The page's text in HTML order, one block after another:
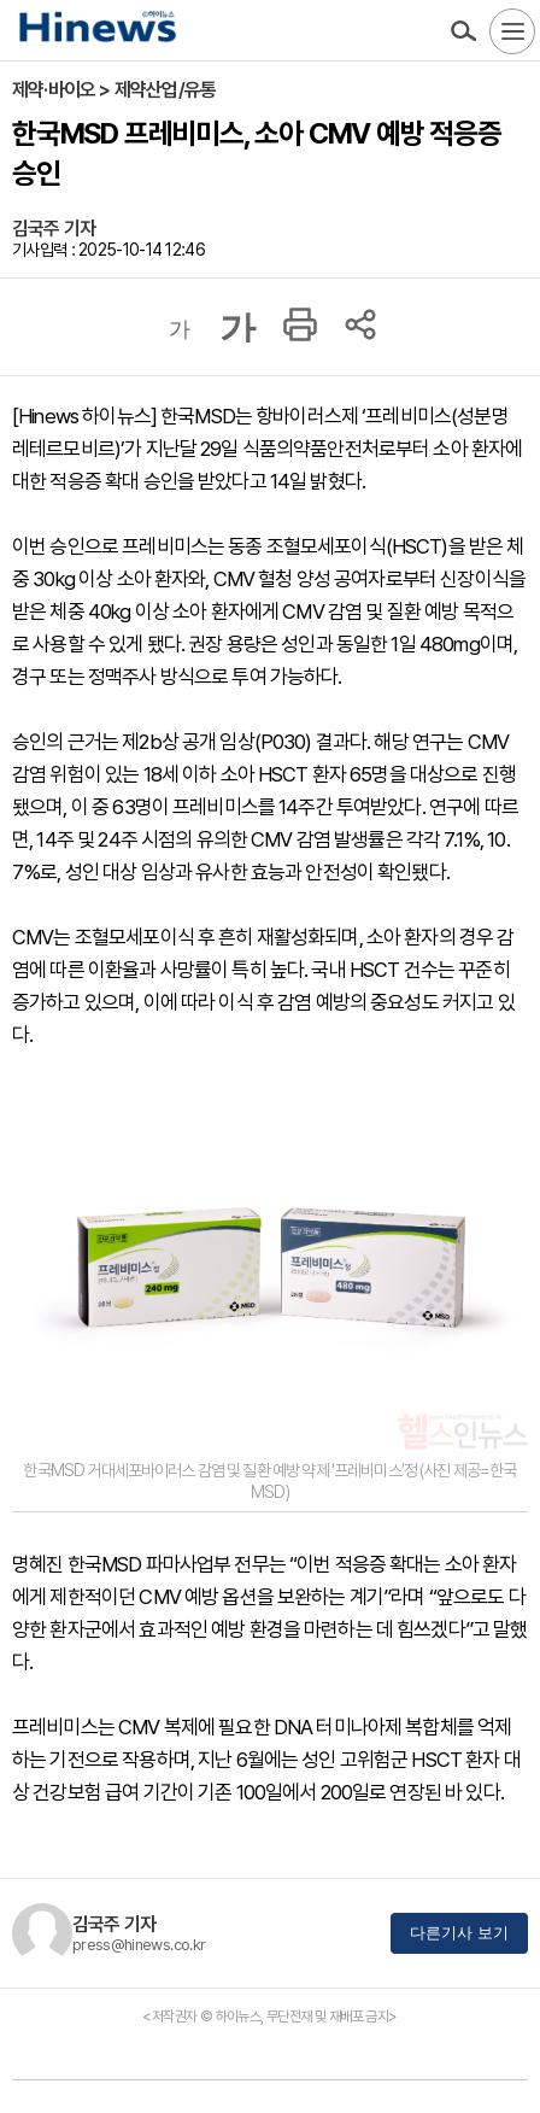
제약·바이오 > 제약산업/유통
한국MSD 프레비미스, 소아 CMV 예방 적응증
승인
김국주 기자
기사입력 : 2025-10-14 12:46
가 가
[Hinews 하이뉴스] 한국MSD는 항바이러스제 ‘프레비미스(성분명
레테르모비르)’가 지난달 29일 식품의약품안전처로부터 소아 환자에
대한 적응증 확대 승인을 받았다고 14일 밝혔다.
이번 승인으로 프레비미스는 동종 조혈모세포이식(HSCT)을 받은 체
중 30kg 이상 소아 환자와, CMV 혈청 양성 공여자로부터 신장이식을
받은 체중 40kg 이상 소아 환자에게 CMV 감염 및 질환 예방 목적으
로 사용할 수 있게 됐다. 권장 용량은 성인과 동일한 1일 480mg이며,
경구 또는 정맥주사 방식으로 투여 가능하다.
승인의 근거는 제2b상 공개 임상(P030) 결과다. 해당 연구는 CMV
감염 위험이 있는 18세 이하 소아 HSCT 환자 65명을 대상으로 진행
됐으며, 이 중 63명이 프레비미스를 14주간 투여받았다. 연구에 따르
면, 14주 및 24주 시점의 유의한 CMV 감염 발생률은 각각 7.1%, 10.
7%로, 성인 대상 임상과 유사한 효능과 안전성이 확인됐다.
CMV는 조혈모세포이식 후 흔히 재활성화되며, 소아 환자의 경우 감
염에 따른 이환율과 사망률이 특히 높다. 국내 HSCT 건수는 꾸준히
증가하고 있으며, 이에 따라 이식 후 감염 예방의 중요성도 커지고 있
다.
한국MSD 거대세포바이러스 감염 및 질환 예방 약제 ‘프레비미스’정 (사진 제공=한국
MSD)
명혜진 한국MSD 파마사업부 전무는 “이번 적응증 확대는 소아 환자
에게 제한적이던 CMV 예방 옵션을 보완하는 계기”라며 “앞으로도 다
양한 환자군에서 효과적인 예방 환경을 마련하는 데 힘쓰겠다”고 말했
다.
프레비미스는 CMV 복제에 필요한 DNA 터미나아제 복합체를 억제
하는 기전으로 작용하며, 지난 6월에는 성인 고위험군 HSCT 환자 대
상 건강보험 급여 기간이 기존 100일에서 200일로 연장된 바 있다.
김국주 기자
press@hinews.co.kr
다른기사 보기
<저작권자 © 하이뉴스, 무단전재 및 재배포 금지>